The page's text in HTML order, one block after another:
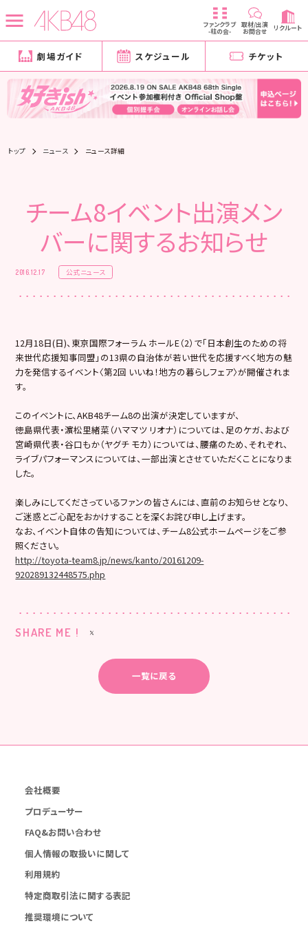
ファンクラブ
-柱の会-
取材/出演
お問合せ リクルート
劇場ガイド スケジュール チケット
トップ ニュース ニュース詳細
チーム8イベント出演メン
バーに関するお知らせ
2016.12.17 公式ニュース
12月18日(日)、東京国際フォーラム ホールE（2）で「日本創生のための将
来世代応援知事同盟」の13県の自治体が若い世代を応援すべく地方の魅
力を発信するイベント〈第2回 いいね！地方の暮らしフェア〉が開催されま
す。
このイベントに、AKB48チーム8の出演が決定していますが、
徳島県代表・濵松里緒菜（ハママツ リオナ）については、足のケガ、および
宮崎県代表・谷口もか（ヤグチ モカ）については、腰痛のため、それぞれ、
ライブパフォーマンスについては、一部出演とさせていただくことになりま
した。
楽しみにしてくださっているファンの皆さんには、直前のお知らせとなり、
ご迷惑とご心配をおかけすることを深くお詫び申し上げます。
なお、イベント自体の告知については、チーム8公式ホームページをご参
照ください。
http://toyota-team8.jp/news/kanto/20161209-
920289132448575.php
SHARE ME !
一覧に戻る
会社概要
プロデューサー
FAQ&お問い合わせ
個人情報の取扱いに関して
利用規約
特定商取引法に関する表記
推奨環境について